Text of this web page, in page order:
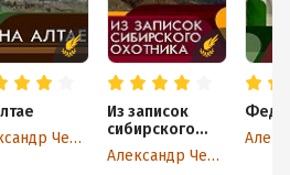
Александр Черкасов
Из записок
сибирского
охотника
Александр Черкасов